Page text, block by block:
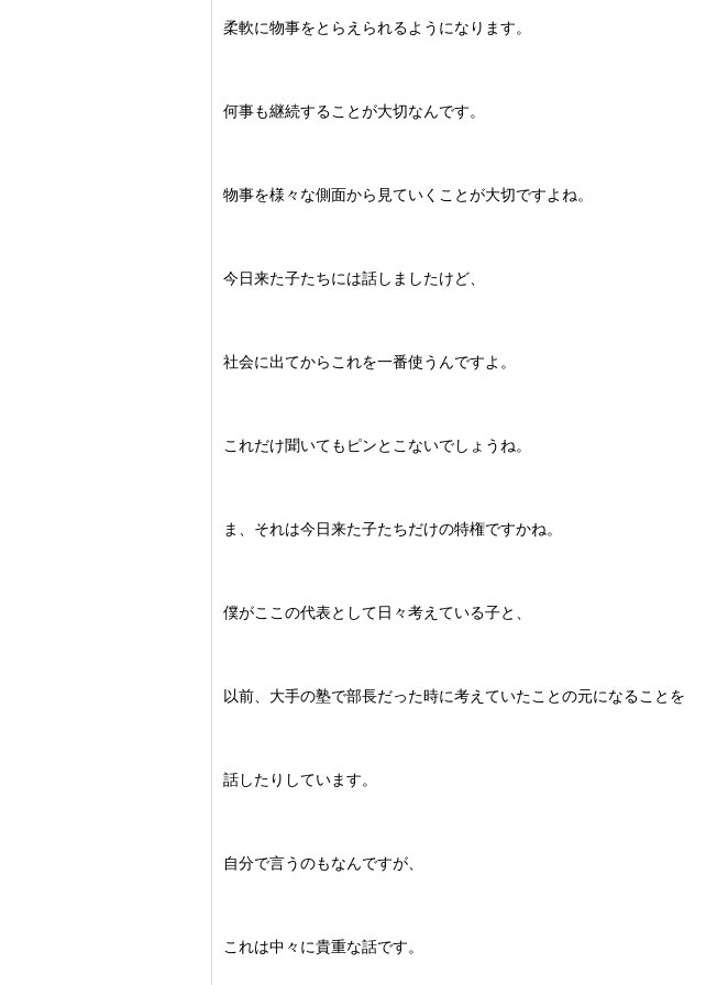
柔軟に物事をとらえられるようになります。
何事も継続することが大切なんです。
物事を様々な側面から見ていくことが大切ですよね。
今日来た子たちには話しましたけど、
社会に出てからこれを一番使うんですよ。
これだけ聞いてもピンとこないでしょうね。
ま、それは今日来た子たちだけの特権ですかね。
僕がここの代表として日々考えている子と、
以前、大手の塾で部長だった時に考えていたことの元になることを
話したりしています。
自分で言うのもなんですが、
これは中々に貴重な話です。